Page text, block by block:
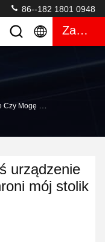
86--182 1801 0948
Zacytować
Które Ochroni Mój Stolik Z Rybami?
urządzenie
mój stolik